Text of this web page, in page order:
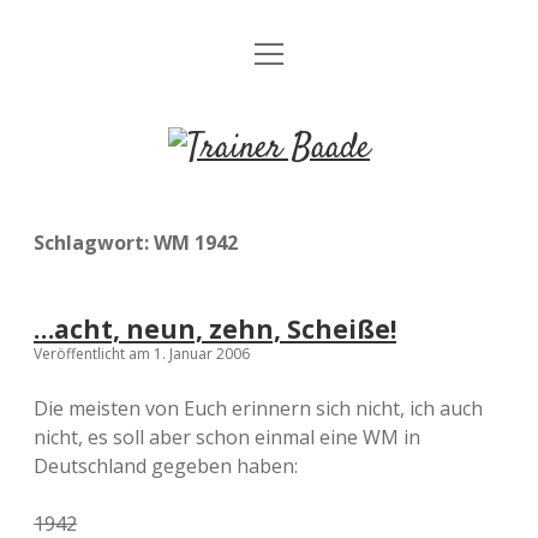
Termine
M
ö
f
T
a
n
e
r
B
Schlagwort:WM 1942
…acht, neun, zehn, Scheiße!
Veröffentlicht am 1. Januar 2006
Die meisten von Euch erinnern sich nicht, ich auch
nicht, es soll aber schon einmal eine WM in
Deutschland gegeben haben:
1942